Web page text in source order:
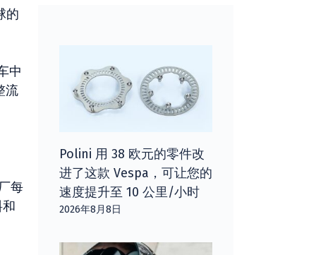
的
中
流
每
Polini 用 38 欧元的零件改
进了这款 Vespa，可让您的
速度提升至 10 公里/小时
2026年8月8日